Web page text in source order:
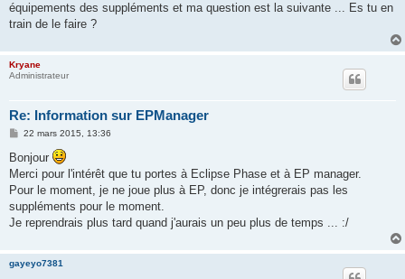
équipements des suppléments et ma question est la suivante ... Es tu en
train de le faire ?
Kryane
Administrateur
Re: Information sur EPManager
M
s
s
a
g
e
22 mars 2015, 13:36
Bonjour
Merci pour l'intérêt que tu portes à Eclipse Phase et à EP manager.
Pour le moment, je ne joue plus à EP, donc je intégrerais pas les
suppléments pour le moment.
Je reprendrais plus tard quand j'aurais un peu plus de temps ... :/
gayeyo7381